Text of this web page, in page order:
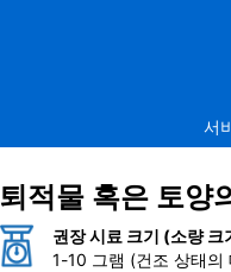
서
퇴적물 혹은 토양
권장 시료 크기 (소량 크
1-10 그램 (건조 상태의